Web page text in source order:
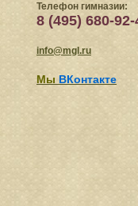
Телефон гимназии:
8 (495) 680-92-
info@mgl.ru
Мы ВКонтакте